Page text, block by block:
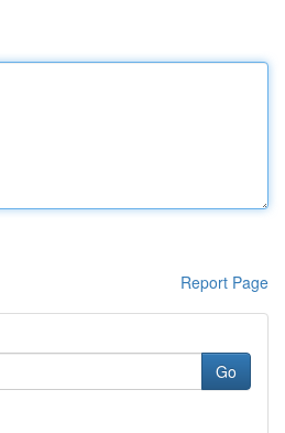
Report Page
Go